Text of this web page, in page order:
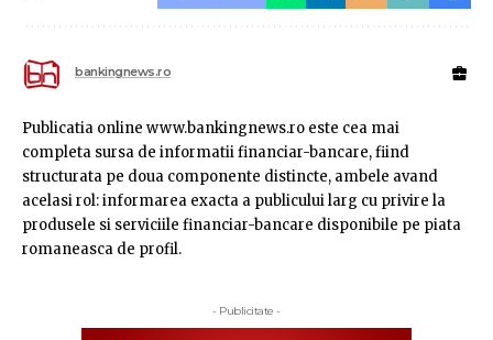
bankingnews.ro
Publicatia online www.bankingnews.ro este cea mai
completa sursa de informatii financiar-bancare, fiind
structurata pe doua componente distincte, ambele avand
acelasi rol: informarea exacta a publicului larg cu privire la
produsele si serviciile financiar-bancare disponibile pe piata
romaneasca de profil.
- Publicitate -